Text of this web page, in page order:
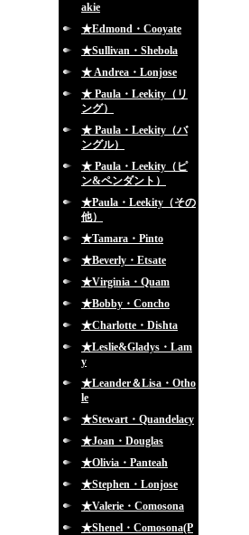
akie
★Edmond・Cooyate
★Sullivan・Shebola
★ Andrea・Lonjose
★ Paula・Leekity（リ
ング）
★ Paula・Leekity（バ
ングル）
★ Paula・Leekity（ピ
ン&ペンダント）
★Paula・Leekity（その
他）
★Tamara・Pinto
★Beverly・Etsate
★Virginia・Quam
★Bobby・Concho
★Charlotte・Dishta
★Leslie&Gladys・Lam
y
★Leander＆Lisa・Otho
le
★Stewart・Quandelacy
★Joan・Douglas
★Olivia・Panteah
★Stephen・Lonjose
★Valerie・Comosona
★Shenel・Comosona(P